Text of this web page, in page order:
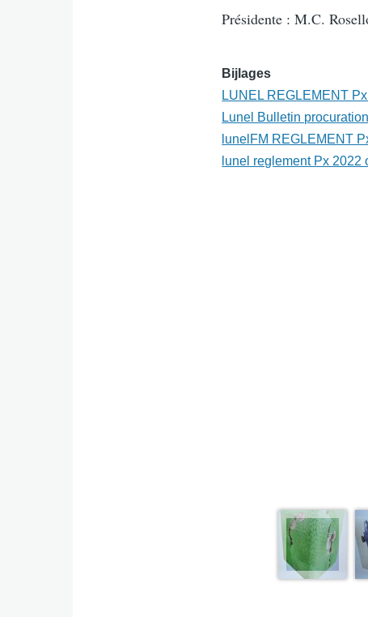
Présidente : M.C.
Bijlages
LUNEL REGLEMENT
Lunel Bulletin
lunelFM REGLEMENT
lunel reglement Px 2022